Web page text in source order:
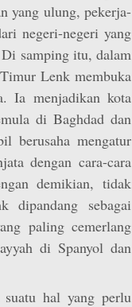
yang ulung, pekerja-
negeri-negeri yang
samping itu, dalam
Lenk membuka
Ia menjadikan kota
di Baghdad dan
berusaha mengatur
dengan cara-cara
demikian, tidak
dipandang sebagai
paling cemerlang
di Spanyol dan
hal yang perlu